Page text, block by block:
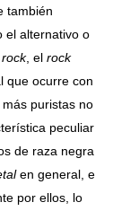
también
el alternativo o
, el rock
que ocurre con
más puristas no
peculiar
de raza negra
en general, e
por ellos, lo